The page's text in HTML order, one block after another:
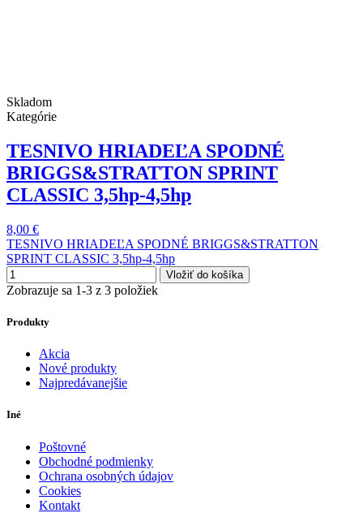
Skladom
Kategórie
TESNIVO HRIADEĽA SPODNÉ
BRIGGS&STRATTON SPRINT
CLASSIC 3,5hp-4,5hp
8,00 €
TESNIVO HRIADEĽA SPODNÉ BRIGGS&STRATTON
SPRINT CLASSIC 3,5hp-4,5hp
Vložiť do košíka
Zobrazuje sa 1-3 z 3 položiek
Produkty
Akcia
Nové produkty
Najpredávanejšie
Iné
Poštovné
Obchodné podmienky
Ochrana osobných údajov
Cookies
Kontakt